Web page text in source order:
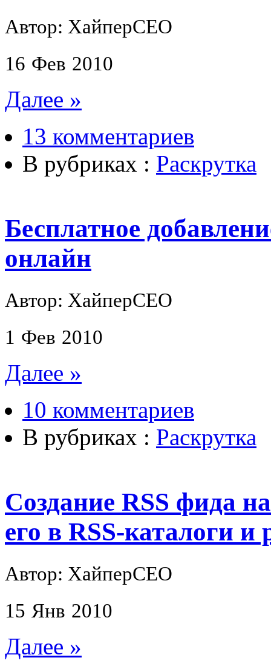
Автор: ХайперСЕО
16 Фев 2010
Далее »
13 комментариев
В рубриках : Раскрутка
Бесплатное
онлайн
Автор: ХайперСЕО
1 Фев 2010
Далее »
10 комментариев
В рубриках : Раскрутка
Создание RSS фида
его в RSS-каталоги и
Автор: ХайперСЕО
15 Янв 2010
Далее »